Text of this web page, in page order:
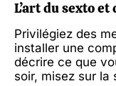
L’art du sexto
Privilégiez des
installer une
décrire ce que
soir, misez sur la